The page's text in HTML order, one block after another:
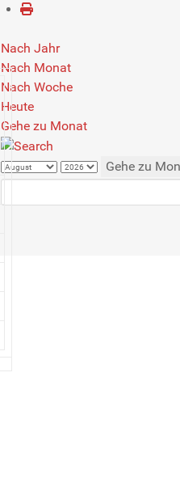
Nach Jahr
Nach Monat
Nach Woche
Heute
Gehe zu Monat
Gehe zu